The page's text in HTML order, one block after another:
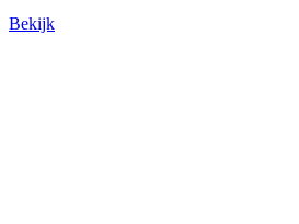
Bekijk